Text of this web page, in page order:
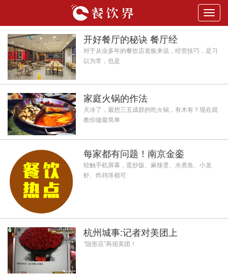
开好餐厅的秘诀 餐厅经
对于从业多年的餐饮店老板来说，经营技巧，是习
以为常，也是
家庭火锅的作法
天冷了，最想三五成群的吃火锅，有木有？现在就
教你做最简单
每家都有问题！南京金銮
轻触手机屏幕，蛋炒饭、麻辣烫、水煮鱼、小龙
虾、炸鸡等都可
杭州城事:记者对美团上
“隐形店”再现美团！